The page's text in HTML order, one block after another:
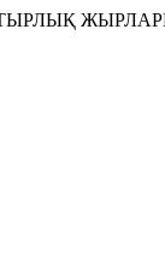
БАТЫРЛЫҚ